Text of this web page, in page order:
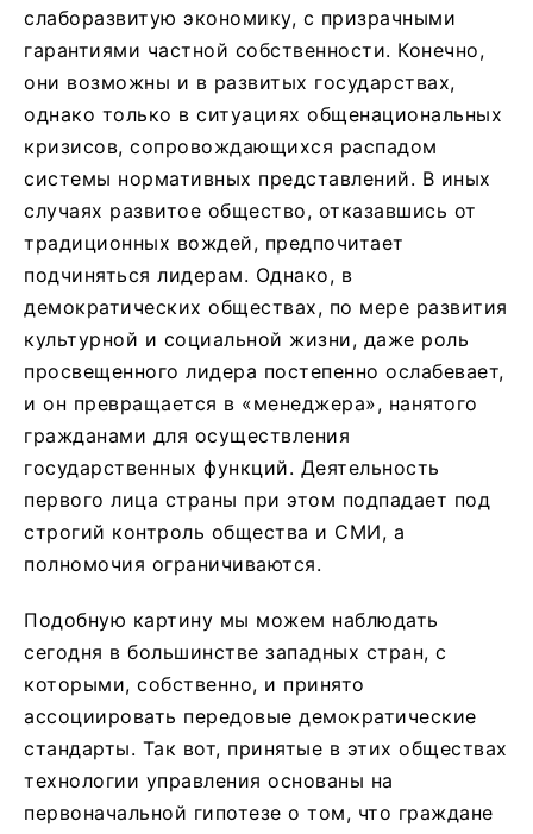
слаборазвитую экономику, с призрачными
гарантиями частной собственности. Конечно,
они возможны и в развитых государствах,
однако только в ситуациях общенациональных
кризисов, сопровождающихся распадом
системы нормативных представлений. В иных
случаях развитое общество, отказавшись от
традиционных вождей, предпочитает
подчиняться лидерам. Однако, в
демократических обществах, по мере развития
культурной и социальной жизни, даже роль
просвещенного лидера постепенно ослабевает,
и он превращается в «менеджера», нанятого
гражданами для осуществления
государственных функций. Деятельность
первого лица страны при этом подпадает под
строгий контроль общества и СМИ, а
полномочия ограничиваются.
Подобную картину мы можем наблюдать
сегодня в большинстве западных стран, с
которыми, собственно, и принято
ассоциировать передовые демократические
стандарты. Так вот, принятые в этих обществах
технологии управления основаны на
первоначальной гипотезе о том, что граждане